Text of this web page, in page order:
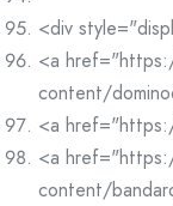
<div
<a
content/
<a
<a
content/